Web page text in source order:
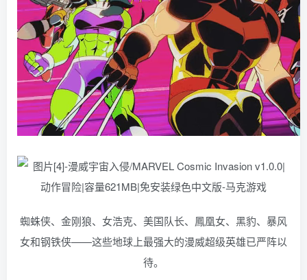
蜘蛛侠、金刚狼、女浩克、美国队长、鳳凰女、黑豹、暴风
女和钢铁侠——这些地球上最强大的漫威超级英雄已严阵以
待。